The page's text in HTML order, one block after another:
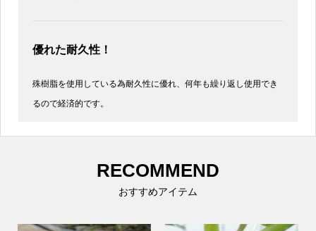
優れた耐久性！
殊樹脂を使用している為耐久性に優れ、何年も繰り返し使用でき
るので経済的です。
RECOMMEND
おすすめアイテム